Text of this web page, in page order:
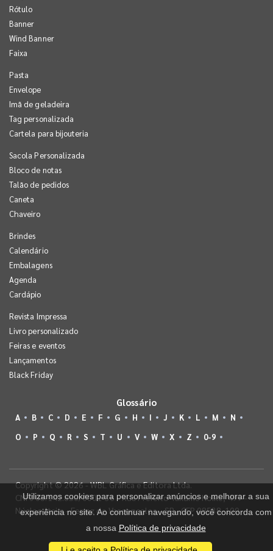
Rótulo
Banner
Wind Banner
Faixa
Pasta
Envelope
Imã de geladeira
Tag personalizada
Cartela para bijouteria
Sacola Personalizada
Bloco de notas
Talão de pedidos
Caneta
Chaveiro
Brindes
Calendário
Embalagens
Agenda
Cardápio
Revista Impressa
Livro personalizado
Feiras e eventos
Lançamentos
Black Friday
Glossário
A B C D E F G H I J K L M
N
O
P Q R S T U V W X Z 0-9
Copyright © 2026 - WBL Gráfica e Editora Ltda.
CNPJ 08.142.850/0001-36 - Rua Prefeito Takume Koike, 499 -
Núcleo Itaim - Ferraz de Vasconcelos - SP - CEP 08538-100
Utilizamos cookies para personalizar anúncios e melhorar a sua
experiência no site. Ao continuar navegando, você concorda com
a nossa Política de privacidade